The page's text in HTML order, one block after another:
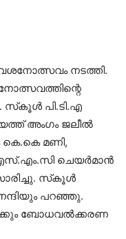
നടത്തി.
സ്‌കൂള്‍ പി.ടി.എ
അംഗം ജലീല്‍
മണി,
ചെയര്‍മാന്‍
സ്‌കൂള്‍
പറഞ്ഞു.
ബോധവല്‍ക്കരണ